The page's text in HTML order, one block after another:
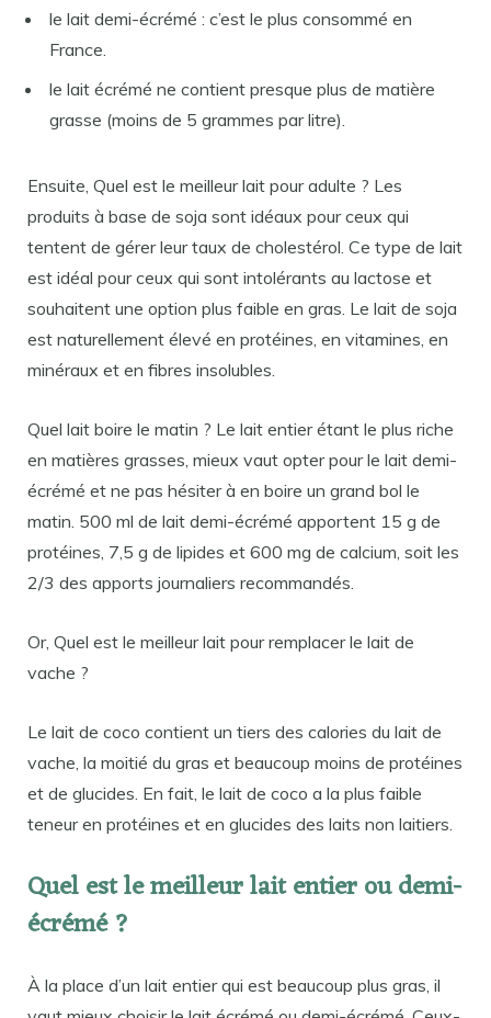
le lait demi-écrémé : c’est le plus consommé en
France.
le lait écrémé ne contient presque plus de matière
grasse (moins de 5 grammes par litre).
Ensuite, Quel est le meilleur lait pour adulte ? Les
produits à base de soja sont idéaux pour ceux qui
tentent de gérer leur taux de cholestérol. Ce type de lait
est idéal pour ceux qui sont intolérants au lactose et
souhaitent une option plus faible en gras. Le lait de soja
est naturellement élevé en protéines, en vitamines, en
minéraux et en fibres insolubles.
Quel lait boire le matin ? Le lait entier étant le plus riche
en matières grasses, mieux vaut opter pour le lait demi-
écrémé et ne pas hésiter à en boire un grand bol le
matin. 500 ml de lait demi-écrémé apportent 15 g de
protéines, 7,5 g de lipides et 600 mg de calcium, soit les
2/3 des apports journaliers recommandés.
Or, Quel est le meilleur lait pour remplacer le lait de
vache ?
Le lait de coco contient un tiers des calories du lait de
vache, la moitié du gras et beaucoup moins de protéines
et de glucides. En fait, le lait de coco a la plus faible
teneur en protéines et en glucides des laits non laitiers.
Quel est le meilleur lait entier ou demi-
écrémé ?
À la place d’un lait entier qui est beaucoup plus gras, il